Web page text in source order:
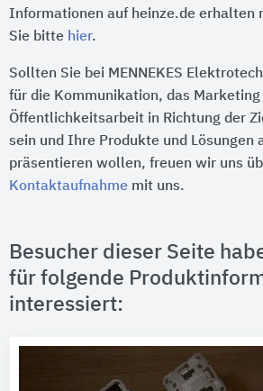
Informationen auf heinze.de erhalten
Sie bitte hier.
Sollten Sie bei MENNEKES
für die Kommunikation, das
Öffentlichkeitsarbeit in Richtung der
sein und Ihre Produkte und Lösungen
präsentieren wollen, freuen wir uns
Kontaktaufnahme mit uns.
Besucher dieser Seite
für folgende
interessiert: